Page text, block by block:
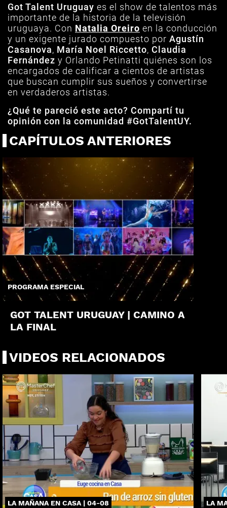
Got Talent Uruguay es el show de talentos más
importante de la historia de la televisión
uruguaya. Con Natalia Oreiro en la conducción
y un exigente jurado compuesto por Agustín
Casanova, María Noel Riccetto, Claudia
Fernández y Orlando Petinatti quiénes son los
encargados de calificar a cientos de artistas
que buscan cumplir sus sueños y convertirse
en verdaderos artistas.
¿Qué te pareció este acto? Compartí tu
opinión con la comunidad #GotTalentUY.
CAPÍTULOS ANTERIORES
PROGRAMA ESPECIAL
GOT TALENT URUGUAY | CAMINO A
LA FINAL
VIDEOS RELACIONADOS
LA MAÑANA EN CASA | 04-08 LA